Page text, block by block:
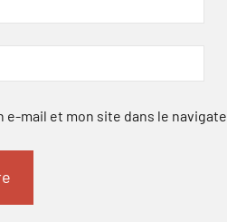
mail et mon site dans le